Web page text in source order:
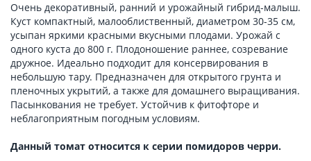
Очень декоративный, ранний и урожайный гибрид-малыш.
Куст компактный, малооблиственный, диаметром 30-35 см,
усыпан яркими красными вкусными плодами. Урожай с
одного куста до 800 г. Плодоношение раннее, созревание
дружное. Идеально подходит для консервирования в
небольшую тару. Предназначен для открытого грунта и
пленочных укрытий, а также для домашнего выращивания.
Пасынкования не требует. Устойчив к фитофторе и
неблагоприятным погодным условиям.
Данный томат относится к серии помидоров черри.